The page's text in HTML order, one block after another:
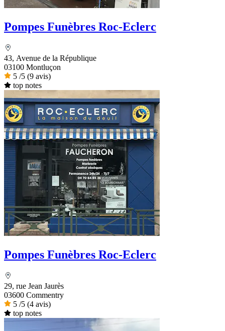
Pompes Funèbres Roc-Eclerc
43, Avenue de la République
03100 Montluçon
5 /5 (9 avis)
top notes
Pompes Funèbres Roc-Eclerc
29, rue Jean Jaurès
03600 Commentry
5 /5 (4 avis)
top notes